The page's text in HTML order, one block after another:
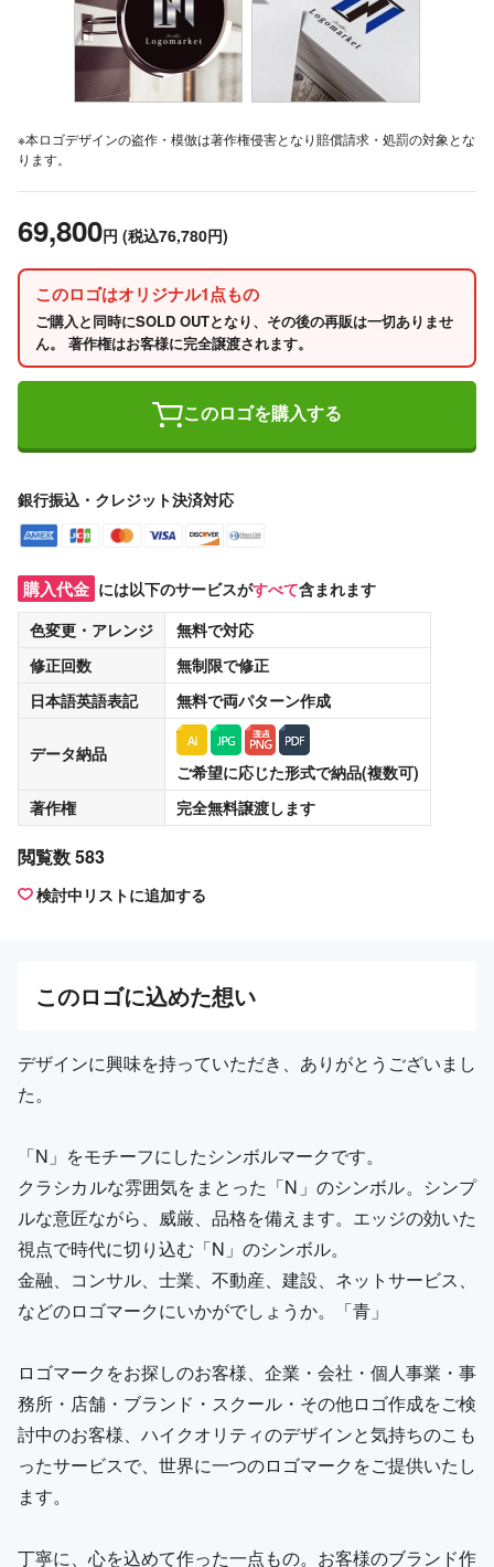
※本ロゴデザインの盗作・模倣は著作権侵害となり賠償請求・処罰の対象とな
ります。
69,800円 (税込76,780円)
このロゴはオリジナル1点もの
ご購入と同時にSOLD OUTとなり、その後の再販は一切ありませ
ん。 著作権はお客様に完全譲渡されます。
このロゴを購入する
銀行振込・クレジット決済対応
購入代金 には以下のサービスがすべて含まれます
色変更・アレンジ
無料で対応
修正回数
無制限で修正
日本語英語表記
無料で両パターン作成
データ納品
ご希望に応じた形式で納品(複数可)
著作権
完全無料譲渡します
閲覧数 583
検討中リストに追加する
このロゴに込めた想い
デザインに興味を持っていただき、ありがとうございまし
た。
「N」をモチーフにしたシンボルマークです。
クラシカルな雰囲気をまとった「N」のシンボル。シンプ
ルな意匠ながら、威厳、品格を備えます。エッジの効いた
視点で時代に切り込む「N」のシンボル。
金融、コンサル、士業、不動産、建設、ネットサービス、
などのロゴマークにいかがでしょうか。「青」
ロゴマークをお探しのお客様、企業・会社・個人事業・事
務所・店舗・ブランド・スクール・その他ロゴ作成をご検
討中のお客様、ハイクオリティのデザインと気持ちのこも
ったサービスで、世界に一つのロゴマークをご提供いたし
ます。
丁寧に、心を込めて作った一点もの。お客様のブランド作